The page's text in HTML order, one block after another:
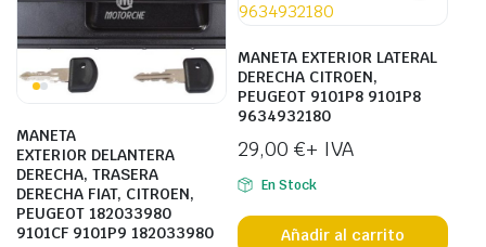
MANETA
EXTERIOR DELANTERA
DERECHA, TRASERA
DERECHA FIAT, CITROEN,
PEUGEOT 182033980
9101CF 9101P9 182033980
MANETA EXTERIOR LATERAL
DERECHA CITROEN,
PEUGEOT 9101P8 9101P8
9634932180
29,00 €+ IVA
En Stock
Añadir al carrito